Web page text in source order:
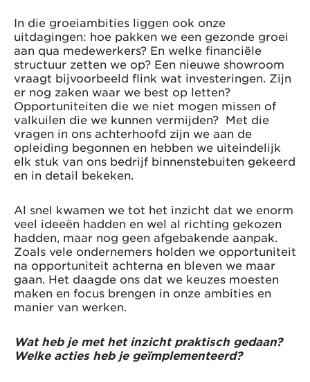
In die groeiambities liggen ook onze
uitdagingen: hoe pakken we een gezonde groei
aan qua medewerkers? En welke financiële
structuur zetten we op? Een nieuwe showroom
vraagt bijvoorbeeld flink wat investeringen. Zijn
er nog zaken waar we best op letten?
Opportuniteiten die we niet mogen missen of
valkuilen die we kunnen vermijden? Met die
vragen in ons achterhoofd zijn we aan de
opleiding begonnen en hebben we uiteindelijk
elk stuk van ons bedrijf binnenstebuiten gekeerd
en in detail bekeken.
Al snel kwamen we tot het inzicht dat we enorm
veel ideeën hadden en wel al richting gekozen
hadden, maar nog geen afgebakende aanpak.
Zoals vele ondernemers holden we opportuniteit
na opportuniteit achterna en bleven we maar
gaan. Het daagde ons dat we keuzes moesten
maken en focus brengen in onze ambities en
manier van werken.
Wat heb je met het inzicht praktisch gedaan?
Welke acties heb je geïmplementeerd?